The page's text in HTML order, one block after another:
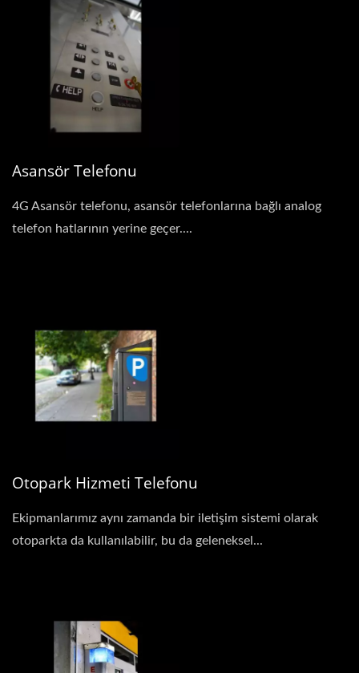
Asansör Telefonu
4G Asansör telefonu, asansör telefonlarına bağlı analog
telefon hatlarının yerine geçer....
Otopark Hizmeti Telefonu
Ekipmanlarımız aynı zamanda bir iletişim sistemi olarak
otoparkta da kullanılabilir, bu da geleneksel...